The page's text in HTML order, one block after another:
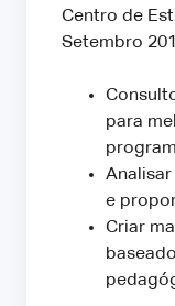
Centro de
Setembro
para
e
Criar